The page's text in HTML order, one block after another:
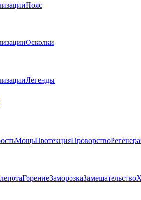
Пояс
Осколки
Легенды
МощьПротекцияПроворство
ГорениеЗаморозкаЗамешательство